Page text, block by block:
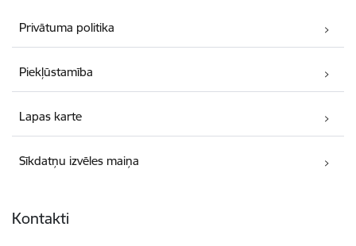
Privātuma politika
Piekļūstamība
Lapas karte
Sīkdatņu izvēles maiņa
Kontakti